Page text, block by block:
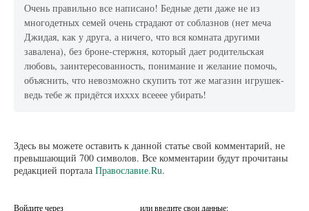
Очень правильно все написано! Бедные дети даже не из
многодетных семей очень страдают от соблазнов (нет меча
Джидая, как у друга, а ничего, что вся комната другими
завалена), без броне-стержня, который дает родительская
любовь, заинтересованность, понимание и желание помочь,
объяснить, что невозможно скупить тот же магазин игрушек-
ведь тебе ж придётся ихххх всееее убирать!
Здесь вы можете оставить к данной статье свой комментарий, не
превышающий 700 символов. Все комментарии будут прочитаны
редакцией портала Православие.Ru.
Войдите через или введите свои данные: